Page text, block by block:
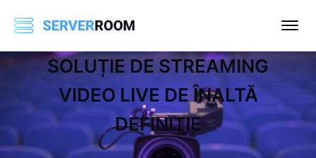
SOLUȚIE DE STREAMING
VIDEO LIVE DE ÎNALTĂ
DEFINIȚIE